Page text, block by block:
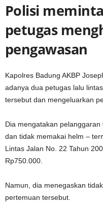
Polisi
petugas
pengawasan
Kapolres Badung AKBP
adanya dua petugas lalu
tersebut dan mengeluarkan
Dia mengatakan
dan tidak memakai helm –
Lintas Jalan No. 22 Tahun
Rp750.000.
Namun, dia menegaskan
pertemuan tersebut.